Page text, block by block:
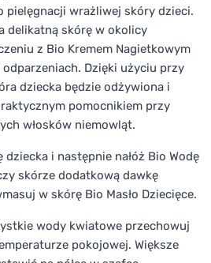
pielęgnacji wrażliwej skóry dzieci.
delikatną skórę w okolicy
z Bio Kremem Nagietkowym
Dzięki użyciu przy
dziecka będzie odżywiona i
pomocnikiem przy
włosków niemowląt.
dziecka i następnie nałóż Bio Wodę
skórze dodatkową dawkę
w skórę Bio Masło Dziecięce.
wody kwiatowe przechowuj
pokojowej. Większe